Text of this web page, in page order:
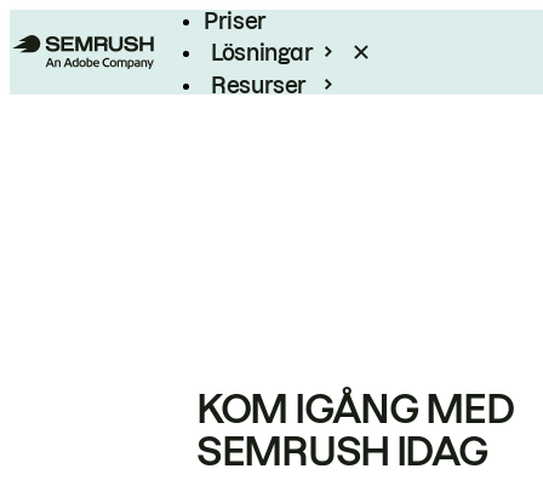
Priser
Lösningar
Resurser
KOM IGÅNG MED
SEMRUSH IDAG